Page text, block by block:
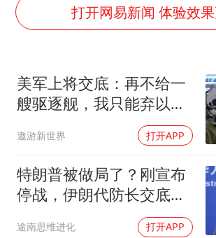
“中国蔬菜之乡
打开网易新闻 体验效
美军上将交底：再不给一
艘驱逐舰，我只能弃以色
遨游新世界 打开APP
特朗普被做局了？刚宣布
停战，伊朗代防长交底，
途南思维进化 打开APP